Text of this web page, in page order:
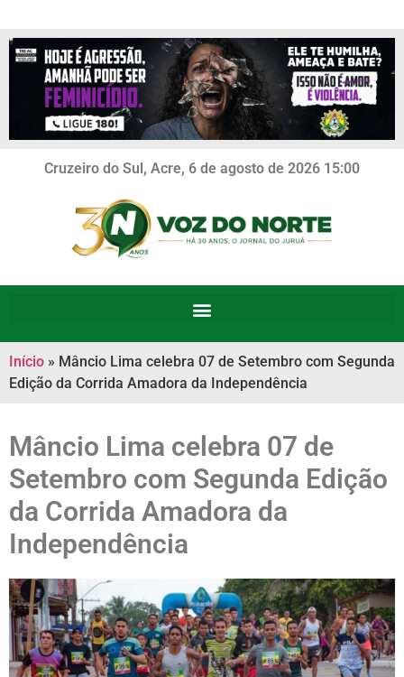
Cruzeiro do Sul, Acre, 6 de agosto de 2026 15:00
Início » Mâncio Lima celebra 07 de Setembro com Segunda
Edição da Corrida Amadora da Independência
Mâncio Lima celebra 07 de
Setembro com Segunda Edição
da Corrida Amadora da
Independência